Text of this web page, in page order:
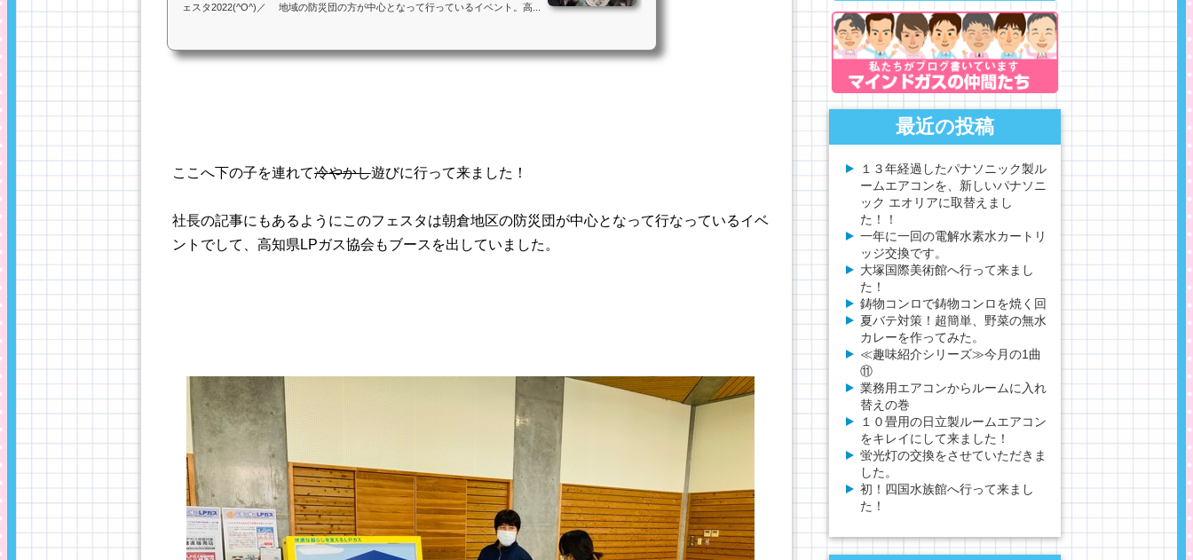
ェスタ2022(^O^)／ 地域の防災団の方が中心となって行っているイベント。高...
ここへ下の子を連れて冷やかし遊びに行って来ました！
社長の記事にもあるようにこのフェスタは朝倉地区の防災団が中心となって行なっているイベ
ントでして、高知県LPガス協会もブースを出していました。
最近の投稿
１３年経過したパナソニック製ル
ームエアコンを、新しいパナソニ
ック エオリアに取替えまし
た！！
一年に一回の電解水素水カートリ
ッジ交換です。
大塚国際美術館へ行って来まし
た！
鋳物コンロで鋳物コンロを焼く回
夏バテ対策！超簡単、野菜の無水
カレーを作ってみた。
≪趣味紹介シリーズ≫今月の1曲
⑪
業務用エアコンからルームに入れ
替えの巻
１０畳用の日立製ルームエアコン
をキレイにして来ました！
蛍光灯の交換をさせていただきま
した。
初！四国水族館へ行って来まし
た！